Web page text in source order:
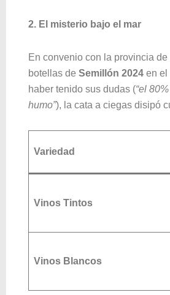
2. El misterio bajo el mar
En convenio con la provincia
botellas de Semillón 2024en el
haber tenido sus dudas (“el
humo”), la cata a ciegas disipó
Variedad
Vinos Tintos
Vinos Blancos